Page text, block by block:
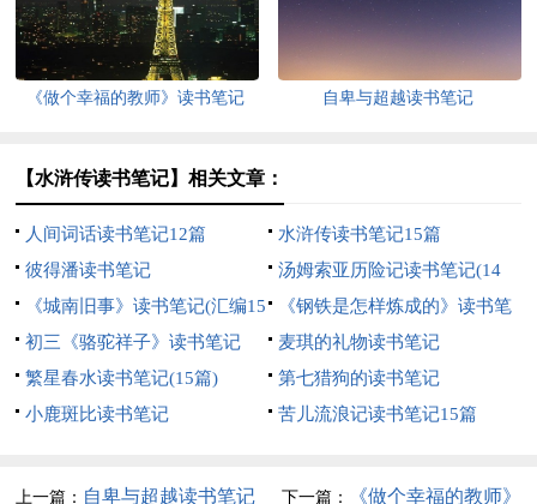
《做个幸福的教师》读书笔记 自卑与超越读书笔记
【水浒传读书笔记】相关文章：
人间词话读书笔记12篇
水浒传读书笔记15篇
彼得潘读书笔记
汤姆索亚历险记读书笔记(14
篇)
《城南旧事》读书笔记(汇编15
篇)
《钢铁是怎样炼成的》读书笔
记3篇
初三《骆驼祥子》读书笔记
麦琪的礼物读书笔记
繁星春水读书笔记(15篇)
第七猎狗的读书笔记
小鹿斑比读书笔记
苦儿流浪记读书笔记15篇
上一篇： 自卑与超越读书笔记 下一篇： 《做个幸福的教师》